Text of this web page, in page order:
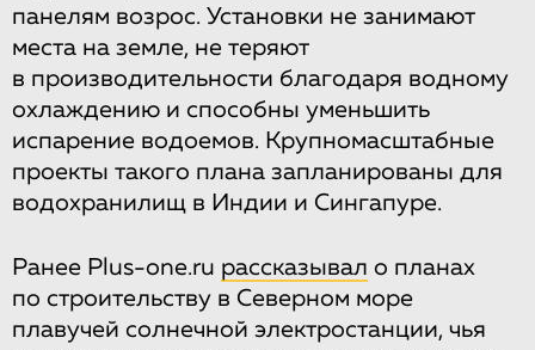
панелям возрос. Установки не занимают
места на земле, не теряют
в производительности благодаря водному
охлаждению и способны уменьшить
испарение водоемов. Крупномасштабные
проекты такого плана запланированы для
водохранилищ в Индии и Сингапуре.
Ранее Plus-one.ru рассказывал о планах
по строительству в Северном море
плавучей солнечной электростанции, чья